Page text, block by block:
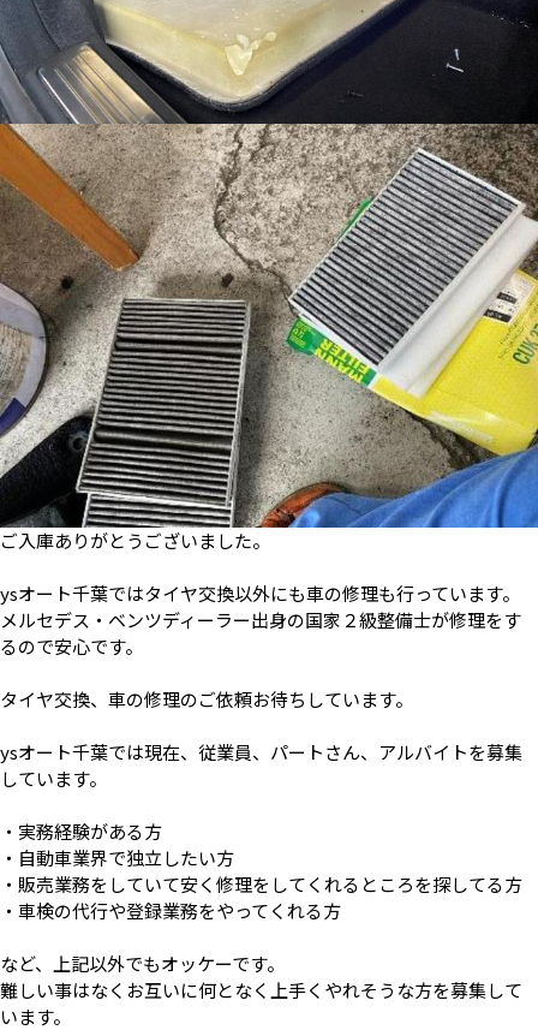
ご入庫ありがとうございました。
ysオート千葉ではタイヤ交換以外にも車の修理も行っています。
メルセデス・ベンツディーラー出身の国家２級整備士が修理をす
るので安心です。
タイヤ交換、車の修理のご依頼お待ちしています。
ysオート千葉では現在、従業員、パートさん、アルバイトを募集
しています。
・実務経験がある方
・自動車業界で独立したい方
・販売業務をしていて安く修理をしてくれるところを探してる方
・車検の代行や登録業務をやってくれる方
など、上記以外でもオッケーです。
難しい事はなくお互いに何となく上手くやれそうな方を募集して
います。